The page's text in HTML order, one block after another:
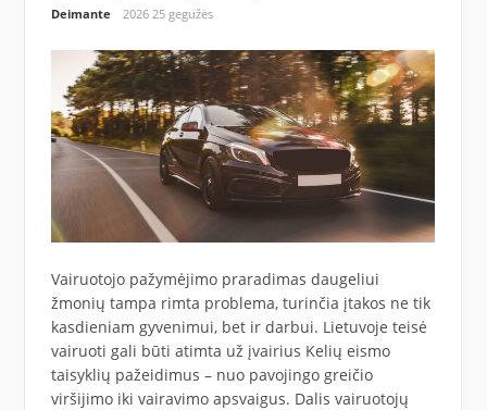
Deimante 2026 25 gegužės
Vairuotojo pažymėjimo praradimas daugeliui
žmonių tampa rimta problema, turinčia įtakos ne tik
kasdieniam gyvenimui, bet ir darbui. Lietuvoje teisė
vairuoti gali būti atimta už įvairius Kelių eismo
taisyklių pažeidimus – nuo pavojingo greičio
viršijimo iki vairavimo apsvaigus. Dalis vairuotojų